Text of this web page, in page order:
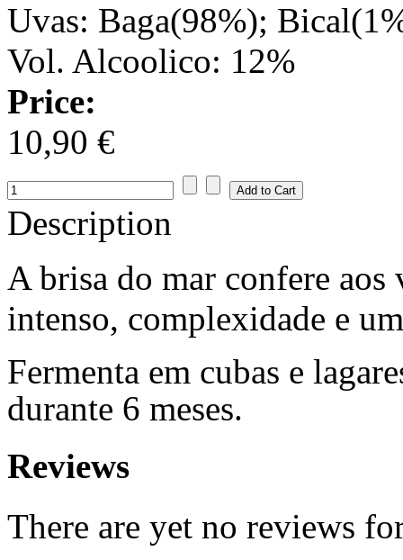
Uvas: Baga(98%);
Vol. Alcoolico: 12%
Price:
10,90 €
Description
A brisa do mar confere
intenso, complexidade e
Fermenta em cubas e
durante 6 meses.
Reviews
There are yet no reviews